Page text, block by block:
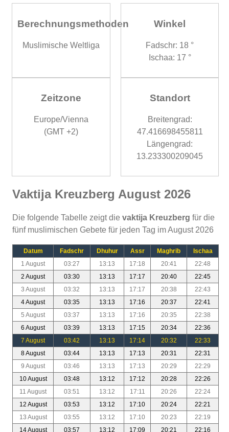
Berechnungsmethoden
Muslimische Weltliga
Winkel
Fadschr: 18 °
Ischaa: 17 °
Zeitzone
Europe/Vienna
(GMT +2)
Standort
Breitengrad:
47.416698455811
Längengrad:
13.233300209045
Vaktija Kreuzberg August 2026
Die folgende Tabelle zeigt die vaktija Kreuzberg für die
fünf muslimischen Gebete für jeden Tag im August 2026
Datum Fadschr Dhuhur Assr Maghrib
Ischaa
1 August
03:27 13:13 17:18 20:41
22:48
2 August
03:30 13:13 17:17 20:40
22:45
3 August
03:32 13:13 17:17 20:38
22:43
4 August
03:35 13:13 17:16 20:37
22:41
5 August
03:37 13:13 17:16 20:35
22:38
6 August
03:39 13:13 17:15 20:34
22:36
7 August
03:42 13:13 17:14 20:32
22:33
8 August
03:44 13:13 17:13 20:31
22:31
9 August
03:46 13:13 17:13 20:29
22:29
10 August
03:48 13:12 17:12 20:28
22:26
11 August
03:51 13:12 17:11 20:26
22:24
12 August
03:53 13:12 17:10 20:24
22:21
13 August
03:55 13:12 17:10 20:23
22:19
14 August
03:57 13:12 17:09 20:21 22:16